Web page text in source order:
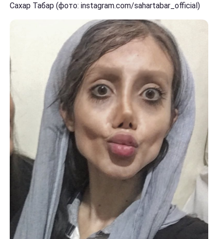
Сахар Табар (фото: instagram.com/sahartabar_official)